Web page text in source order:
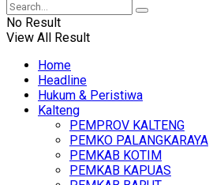
No Result
View All Result
Home
Headline
Hukum & Peristiwa
Kalteng
PEMPROV KALTENG
PEMKO PALANGKARAYA
PEMKAB KOTIM
PEMKAB KAPUAS